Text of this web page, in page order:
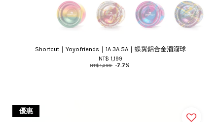
Shortcut｜Yoyofriends｜1A 3A 5A｜蝶翼鋁合金溜溜球
NT$ 1,199
NT$ 1,299 -7.7%
優惠